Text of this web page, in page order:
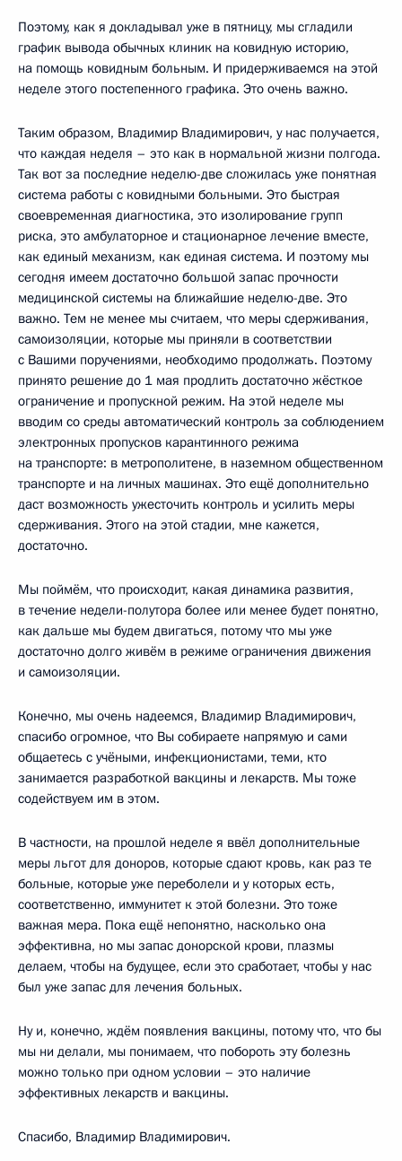
Поэтому, как я докладывал уже в пятницу, мы сгладили
график вывода обычных клиник на ковидную историю,
на помощь ковидным больным. И придерживаемся на этой
неделе этого постепенного графика. Это очень важно.
Таким образом, Владимир Владимирович, у нас получается,
что каждая неделя – это как в нормальной жизни полгода.
Так вот за последние неделю-две сложилась уже понятная
система работы с ковидными больными. Это быстрая
своевременная диагностика, это изолирование групп
риска, это амбулаторное и стационарное лечение вместе,
как единый механизм, как единая система. И поэтому мы
сегодня имеем достаточно большой запас прочности
медицинской системы на ближайшие неделю-две. Это
важно. Тем не менее мы считаем, что меры сдерживания,
самоизоляции, которые мы приняли в соответствии
с Вашими поручениями, необходимо продолжать. Поэтому
принято решение до 1 мая продлить достаточно жёсткое
ограничение и пропускной режим. На этой неделе мы
вводим со среды автоматический контроль за соблюдением
электронных пропусков карантинного режима
на транспорте: в метрополитене, в наземном общественном
транспорте и на личных машинах. Это ещё дополнительно
даст возможность ужесточить контроль и усилить меры
сдерживания. Этого на этой стадии, мне кажется,
достаточно.
Мы поймём, что происходит, какая динамика развития,
в течение недели-полутора более или менее будет понятно,
как дальше мы будем двигаться, потому что мы уже
достаточно долго живём в режиме ограничения движения
и самоизоляции.
Конечно, мы очень надеемся, Владимир Владимирович,
спасибо огромное, что Вы собираете напрямую и сами
общаетесь с учёными, инфекционистами, теми, кто
занимается разработкой вакцины и лекарств. Мы тоже
содействуем им в этом.
В частности, на прошлой неделе я ввёл дополнительные
меры льгот для доноров, которые сдают кровь, как раз те
больные, которые уже переболели и у которых есть,
соответственно, иммунитет к этой болезни. Это тоже
важная мера. Пока ещё непонятно, насколько она
эффективна, но мы запас донорской крови, плазмы
делаем, чтобы на будущее, если это сработает, чтобы у нас
был уже запас для лечения больных.
Ну и, конечно, ждём появления вакцины, потому что, что бы
мы ни делали, мы понимаем, что побороть эту болезнь
можно только при одном условии – это наличие
эффективных лекарств и вакцины.
Спасибо, Владимир Владимирович.